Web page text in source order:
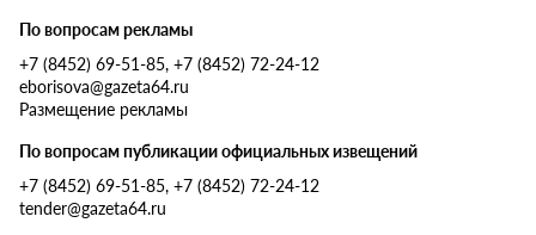
По вопросам рекламы
+7 (8452) 69-51-85, +7 (8452) 72-24-12
eborisova@gazeta64.ru
Размещение рекламы
По вопросам публикации официальных извещений
+7 (8452) 69-51-85, +7 (8452) 72-24-12
tender@gazeta64.ru